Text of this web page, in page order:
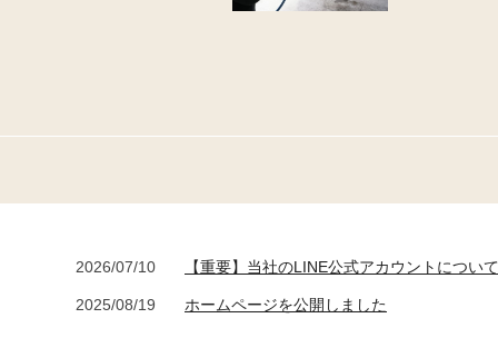
2026/07/10 【重要】当社のLINE公式アカウントについて
2025/08/19 ホームページを公開しました